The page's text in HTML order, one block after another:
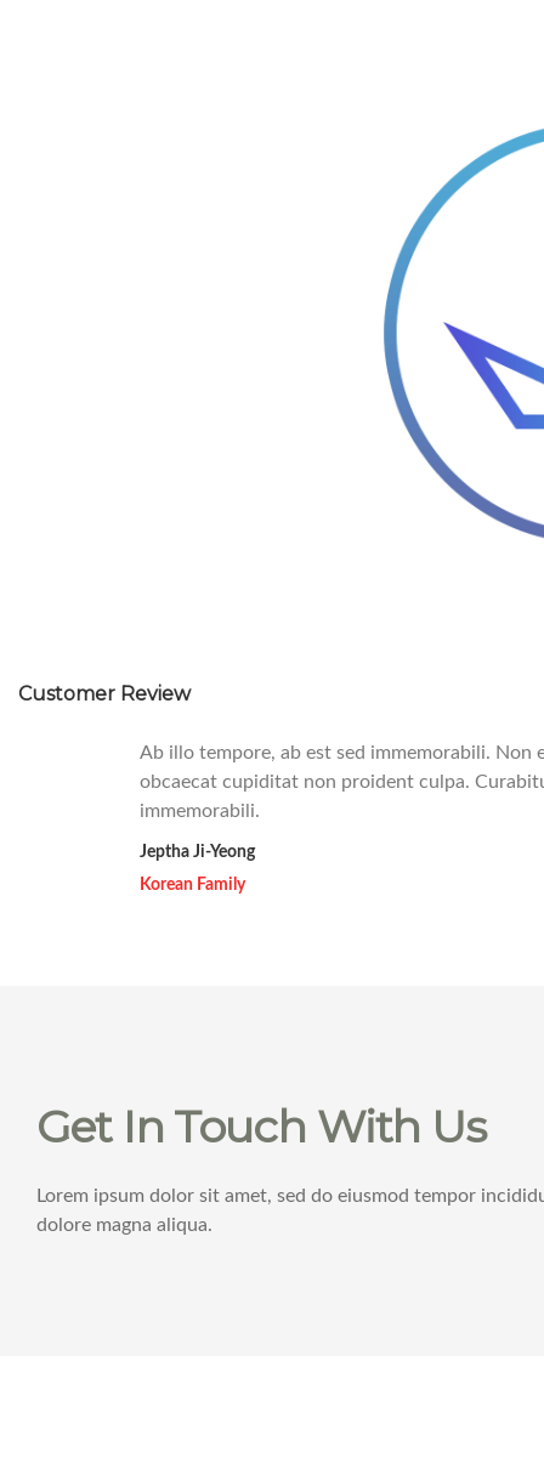
Customer Review
Ab illo tempore, ab est sed immemorabili.
obcaecat cupiditat non proident culpa.
immemorabili.
Jeptha Ji-Yeong
Korean Family
Get In Touch With Us
Lorem ipsum dolor sit amet, sed do eiusmod tempor
dolore magna aliqua.